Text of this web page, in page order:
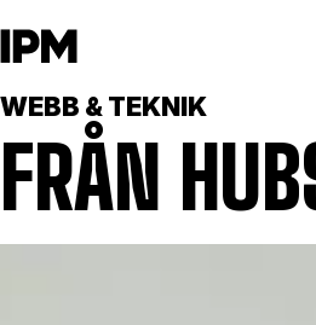
WEBB & TEKNIK
FRÅN